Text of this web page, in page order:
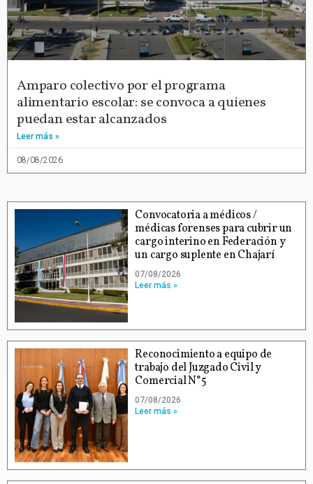
Amparo colectivo por el programa
alimentario escolar: se convoca a quienes
puedan estar alcanzados
Leer más »
08/08/2026
Convocatoria a médicos /
médicas forenses para cubrir un
cargo interino en Federación y
un cargo suplente en Chajarí
07/08/2026
Leer más »
Reconocimiento a equipo de
trabajo del Juzgado Civil y
Comercial N°5
07/08/2026
Leer más »